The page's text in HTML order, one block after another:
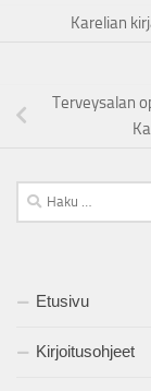
Karelian
Terveysalan
Haku:
Etusivu
Kirjoitusohjeet